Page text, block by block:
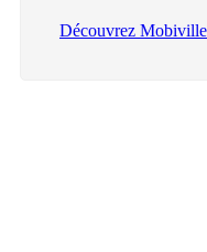
Découvrez Mobiville